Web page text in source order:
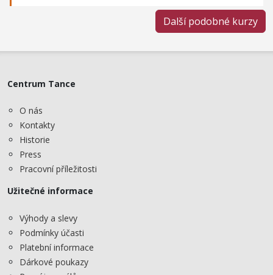
Další podobné kurzy
Centrum Tance
O nás
Kontakty
Historie
Press
Pracovní příležitosti
Užitečné informace
Výhody a slevy
Podmínky účasti
Platební informace
Dárkové poukazy